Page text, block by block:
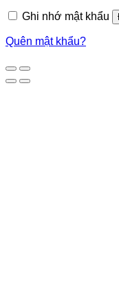
Ghi nhớ mật khẩu
Quên mật khẩu?